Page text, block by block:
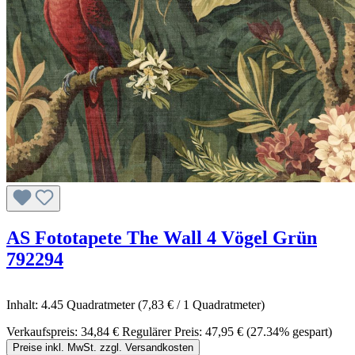
AS Fototapete The Wall 4 Vögel Grün
792294
Inhalt: 4.45 Quadratmeter(7,83 € / 1 Quadratmeter)
Verkaufspreis: 34,84 € Regulärer Preis: 47,95 € (27.34% gespart)
Preise inkl. MwSt. zzgl. Versandkosten